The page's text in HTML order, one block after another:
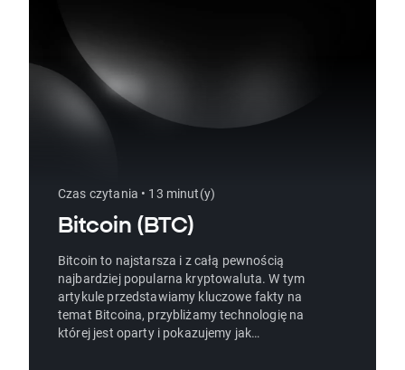
Czas czytania • 13 minut(y)
Bitcoin (BTC)
Bitcoin to najstarsza i z całą pewnością
najbardziej popularna kryptowaluta. W tym
artykule przedstawiamy kluczowe fakty na
temat Bitcoina, przybliżamy technologię na
której jest oparty i pokazujemy jak